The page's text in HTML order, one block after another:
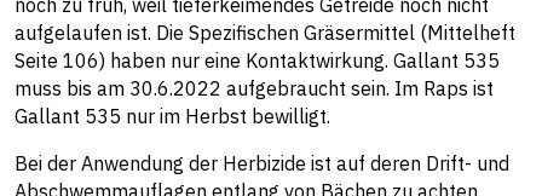
noch zu früh, weil tieferkeimendes Getreide noch nicht
aufgelaufen ist. Die Spezifischen Gräsermittel (Mittelheft
Seite 106) haben nur eine Kontaktwirkung. Gallant 535
muss bis am 30.6.2022 aufgebraucht sein. Im Raps ist
Gallant 535 nur im Herbst bewilligt.
Bei der Anwendung der Herbizide ist auf deren Drift- und